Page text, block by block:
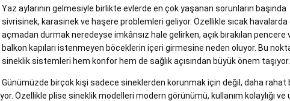
Yaz aylarının gelmesiyle birlikte evlerde en çok yaşanan sorunların başında
sivrisinek, karasinek ve haşere problemleri geliyor. Özellikle sıcak havalarda
açmadan durmak neredeyse imkânsız hale gelirken, açık bırakılan pencere
balkon kapıları istenmeyen böceklerin içeri girmesine neden oluyor. Bu
sineklik sistemleri hem konfor hem de sağlık açısından büyük önem taşıyor.
Günümüzde birçok kişi sadece sineklerden korunmak için değil, daha rahat
Özellikle plise sineklik modelleri modern görünümü, kullanım kolaylığı ve